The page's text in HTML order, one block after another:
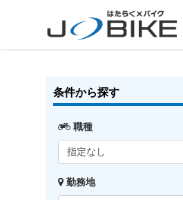
条件から探す
職種
勤務地